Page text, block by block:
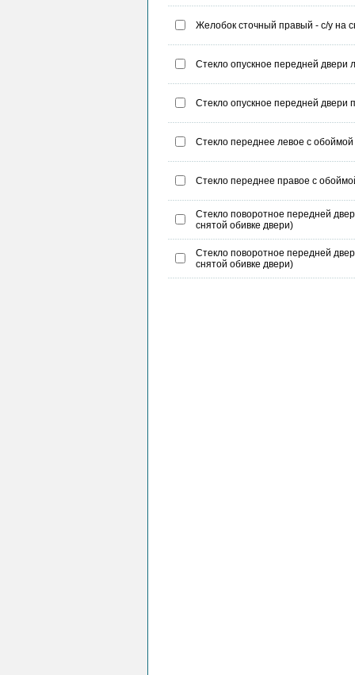
Желобок сточный правый - с/у на
Стекло опускное передней двери
Стекло опускное передней двери
Стекло переднее левое с
Стекло переднее правое с
Стекло поворотное передней
снятой обивке двери)
Стекло поворотное передней
снятой обивке двери)